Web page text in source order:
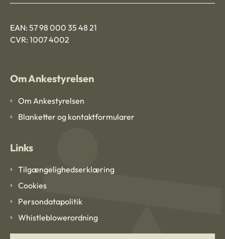
EAN: 57 98 000 35 48 21
CVR: 1007 4002
Om Ankestyrelsen
Om Ankestyrelsen
Blanketter og kontaktformularer
Links
Tilgængelighedserklæring
Cookies
Persondatapolitik
Whistleblowerordning